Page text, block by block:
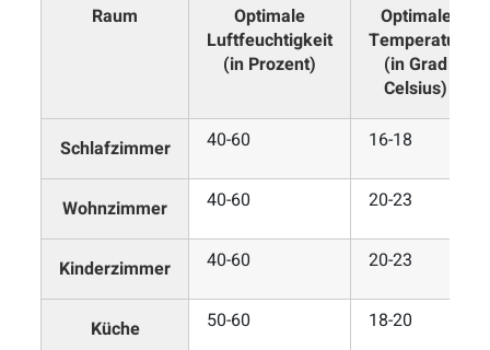
Raum
Optimale
Luftfeuchtigkeit
(in Prozent)
Optimale
Temperatur
(in Grad
Celsius)
Schlafzimmer 40-60 16-18
Wohnzimmer 40-60 20-23
Kinderzimmer 40-60 20-23
Küche 50-60 18-20